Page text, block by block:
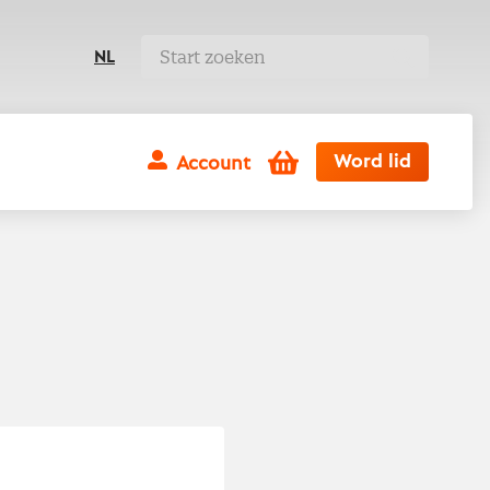
NL
Account Winkelwagen
Word lid